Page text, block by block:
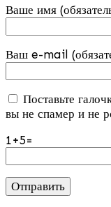
Ваше имя
Ваш e-mail
Поставьте
вы не спамер и не
1+5=